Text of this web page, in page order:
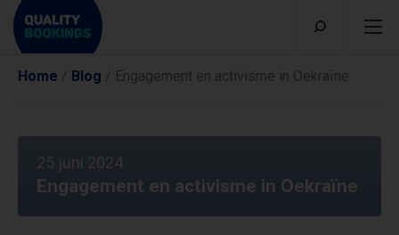
Home / Blog / Engagement en activisme in Oekraïne
25 juni 2024
Engagement en activisme in Oekraïne